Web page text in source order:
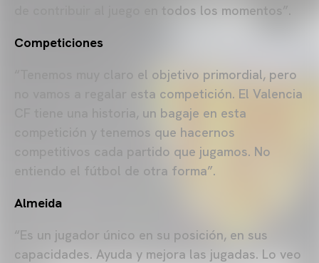
de contribuir al juego en todos los momentos”.
Competiciones
“Tenemos muy claro el objetivo primordial, pero
no vamos a regalar esta competición. El Valencia
CF tiene una historia, un bagaje en esta
competición y tenemos que hacernos
competitivos cada partido que jugamos. No
entiendo el fútbol de otra forma”.
Almeida
“Es un jugador único en su posición, en sus
capacidades. Ayuda y mejora las jugadas. Lo veo